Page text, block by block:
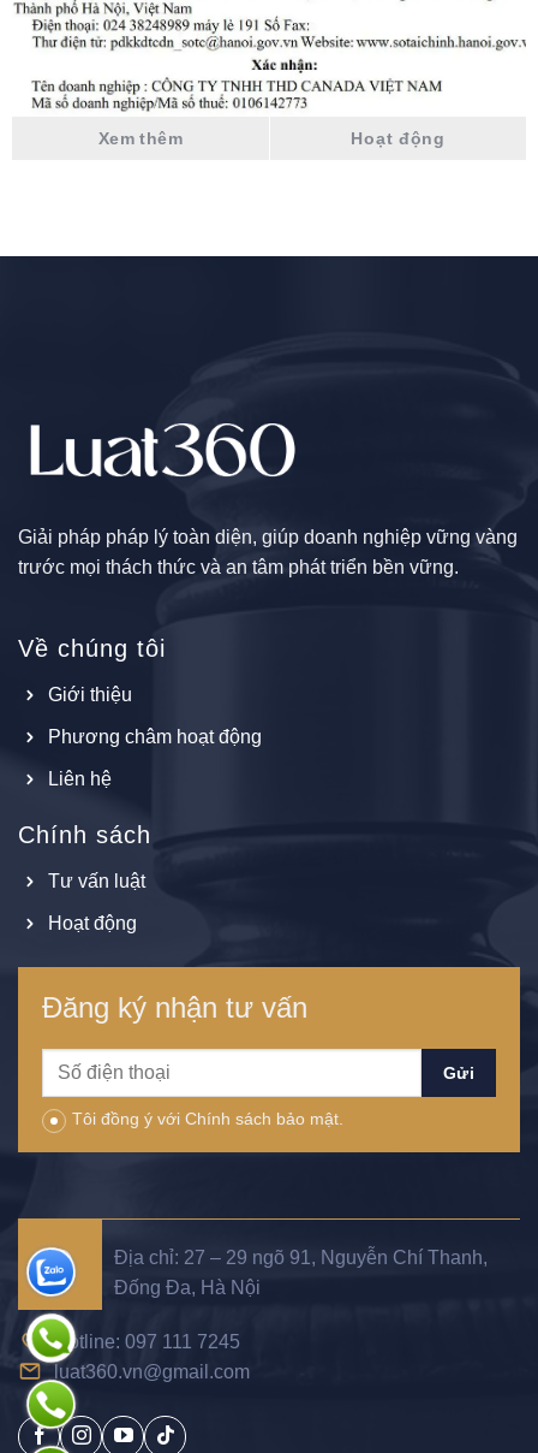
Xem thêm Hoạt động
Giải pháp pháp lý toàn diện, giúp doanh nghiệp vững vàng
trước mọi thách thức và an tâm phát triển bền vững.
Về chúng tôi
Giới thiệu
Phương châm hoạt động
Liên hệ
Chính sách
Tư vấn luật
Hoạt động
Đăng ký nhận tư vấn
Tôi đồng ý với Chính sách bảo mật.
Địa chỉ: 27 – 29 ngõ 91, Nguyễn Chí Thanh,
Đống Đa, Hà Nội
Hotline: 097 111 7245
luat360.vn@gmail.com